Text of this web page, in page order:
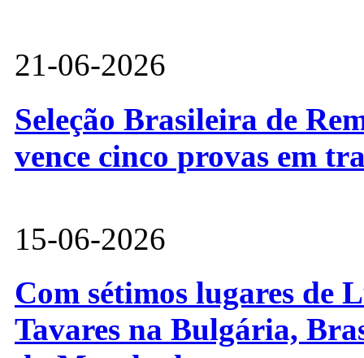
21-06-2026
Seleção Brasileira de
vence cinco provas em
15-06-2026
Com sétimos lugares de
Tavares na Bulgária,